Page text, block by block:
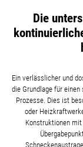
Die
Ein verlässlicher und
die Grundlage für
Prozesse. Dies ist
oder
Konstruktionen